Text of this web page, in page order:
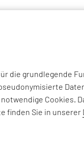
die grundlegende
Cookies.
finden Sie in unserer